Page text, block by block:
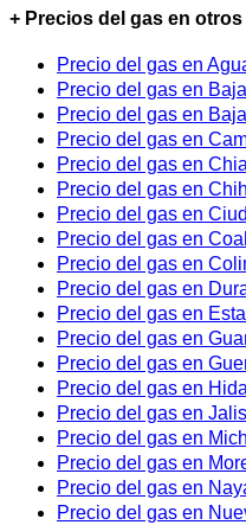
+ Precios del gas en
Precio del gas en
Precio del gas en
Precio del gas en
Precio del gas en
Precio del gas en
Precio del gas en
Precio del gas en
Precio del gas en
Precio del gas en
Precio del gas en
Precio del gas en
Precio del gas en
Precio del gas en
Precio del gas en
Precio del gas en
Precio del gas en
Precio del gas en
Precio del gas en
Precio del gas en